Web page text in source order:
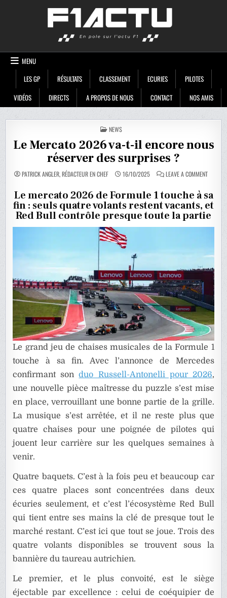
MENU
LES GP
RÉSULTATS CLASSEMENT ECURIES
PILOTES
VIDÉOS
DIRECTS A PROPOS DE NOUS CONTACT NOS AMIS
POSTED
IN
NEWS
Le Mercato 2026 va-t-il encore nous
réserver des surprises ?
PATRICK ANGLER, RÉDACTEUR EN CHEF 16/10/2025 LEAVE A COMMENTON
2026
VA-
T-
IL
ENCORE
Le mercato 2026 de Formule 1 touche à sa
fin : seuls quatre volants restent vacants, et
Red Bull contrôle presque toute la partie
Le grand jeu de chaises musicales de la Formule 1
touche à sa fin. Avec l’annonce de Mercedes
confirmant sonduo Russell-Antonelli pour 2026,
une nouvelle pièce maîtresse du puzzle s’est mise
en place, verrouillant une bonne partie de la grille.
La musique s’est arrêtée, et il ne reste plus que
quatre chaises pour une poignée de pilotes qui
jouent leur carrière sur les quelques semaines à
venir.
Quatre baquets. C’est à la fois peu et beaucoup car
ces quatre places sont concentrées dans deux
écuries seulement, et c’est l’écosystème Red Bull
qui tient entre ses mains la clé de presque tout le
marché restant. C’est ici que tout se joue. Trois des
quatre volants disponibles se trouvent sous la
bannière du taureau autrichien.
Le premier, et le plus convoité, est le siège
éjectable par excellence : celui de coéquipier de